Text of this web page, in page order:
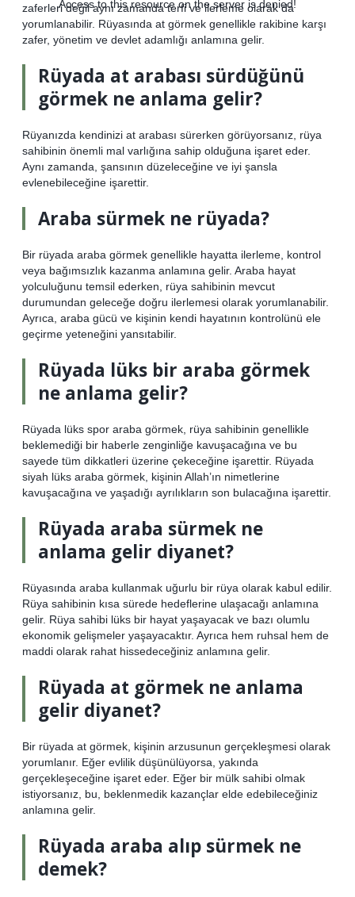
zaferleri değil aynı zamanda terfi ve ilerleme olarak da
yorumlanabilir. Rüyasında at görmek genellikle rakibine karşı
zafer, yönetim ve devlet adamlığı anlamına gelir.
Rüyada at arabası sürdüğünü
görmek ne anlama gelir?
Rüyanızda kendinizi at arabası sürerken görüyorsanız, rüya
sahibinin önemli mal varlığına sahip olduğuna işaret eder.
Aynı zamanda, şansının düzeleceğine ve iyi şansla
evlenebileceğine işarettir.
Araba sürmek ne rüyada?
Bir rüyada araba görmek genellikle hayatta ilerleme, kontrol
veya bağımsızlık kazanma anlamına gelir. Araba hayat
yolculuğunu temsil ederken, rüya sahibinin mevcut
durumundan geleceğe doğru ilerlemesi olarak yorumlanabilir.
Ayrıca, araba gücü ve kişinin kendi hayatının kontrolünü ele
geçirme yeteneğini yansıtabilir.
Rüyada lüks bir araba görmek
ne anlama gelir?
Rüyada lüks spor araba görmek, rüya sahibinin genellikle
beklemediği bir haberle zenginliğe kavuşacağına ve bu
sayede tüm dikkatleri üzerine çekeceğine işarettir. Rüyada
siyah lüks araba görmek, kişinin Allah’ın nimetlerine
kavuşacağına ve yaşadığı ayrılıkların son bulacağına işarettir.
Rüyada araba sürmek ne
anlama gelir diyanet?
Rüyasında araba kullanmak uğurlu bir rüya olarak kabul edilir.
Rüya sahibinin kısa sürede hedeflerine ulaşacağı anlamına
gelir. Rüya sahibi lüks bir hayat yaşayacak ve bazı olumlu
ekonomik gelişmeler yaşayacaktır. Ayrıca hem ruhsal hem de
maddi olarak rahat hissedeceğiniz anlamına gelir.
Rüyada at görmek ne anlama
gelir diyanet?
Bir rüyada at görmek, kişinin arzusunun gerçekleşmesi olarak
yorumlanır. Eğer evlilik düşünülüyorsa, yakında
gerçekleşeceğine işaret eder. Eğer bir mülk sahibi olmak
istiyorsanız, bu, beklenmedik kazançlar elde edebileceğiniz
anlamına gelir.
Rüyada araba alıp sürmek ne
demek?
Access to this resource on the server is denied!